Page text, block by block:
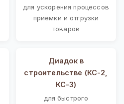
для ускорения процессов
приемки и отгрузки
товаров
Диадок в
строительстве (КС-2,
КС-3)
для быстрого